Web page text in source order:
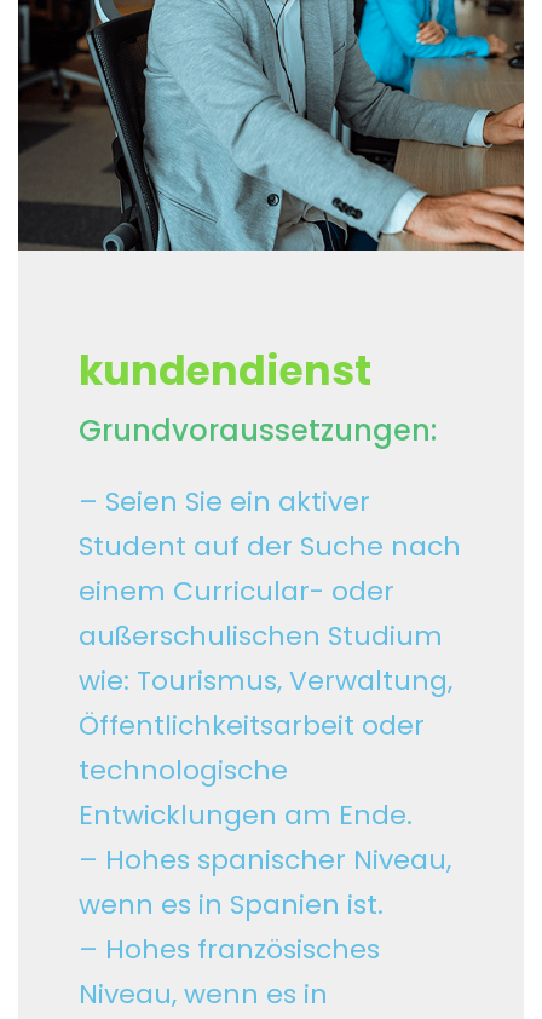
kundendienst
Grundvoraussetzungen:
– Seien Sie ein aktiver
Student auf der Suche nach
einem Curricular- oder
außerschulischen Studium
wie: Tourismus, Verwaltung,
Öffentlichkeitsarbeit oder
technologische
Entwicklungen am Ende.
– Hohes spanischer Niveau,
wenn es in Spanien ist.
– Hohes französisches
Niveau, wenn es in